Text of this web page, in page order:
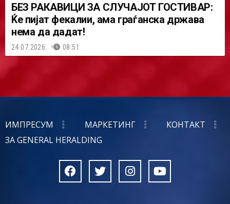
БЕЗ РАКАВИЦИ ЗА СЛУЧАЈОТ ГОСТИВАР:
Ќе пијат фекалии, ама граѓанска држава
нема да дадат!
24.07.2026. 08:51
ИМПРЕСУМ МАРКЕТИНГ
КОНТАКТ
ЗА GENERAL HERALDING